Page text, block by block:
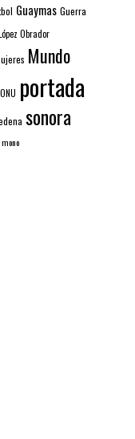
Guaymas Guerra
Obrador
Mundo
ONU portada
sonora